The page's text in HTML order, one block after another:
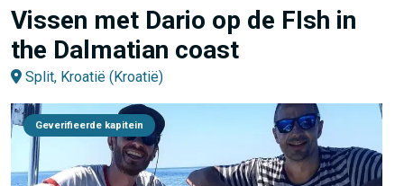
Vissen met Dario op de FIsh in
the Dalmatian coast
Split, Kroatië (Kroatië)
Geverifieerde kapitein